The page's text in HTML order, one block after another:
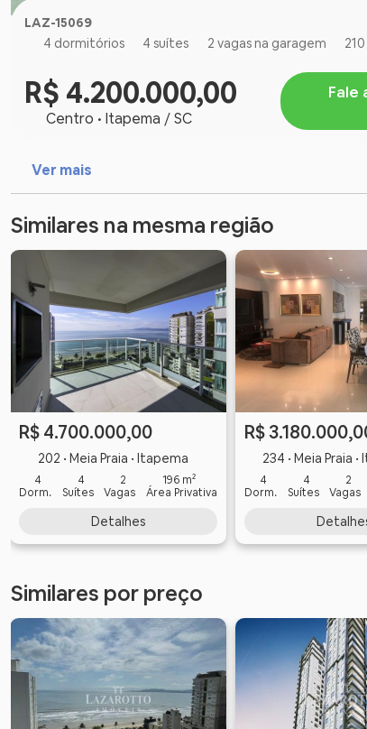
LAZ-15069
4 dormitórios
4 suítes 2 vagas na garagem
R$ 4.200.000,00
Centro • Itapema / SC
Fale
Ver mais
Similares na mesma região
R$ 4.700.000,00
202 • Meia Praia • Itapema
4
Dorm.
4
Suítes
2
Vagas
196 m²
Área Privativa
Detalhes
R$
234 • Meia Praia
4
Dorm.
4
Suítes
2
Vagas
Similares por preço